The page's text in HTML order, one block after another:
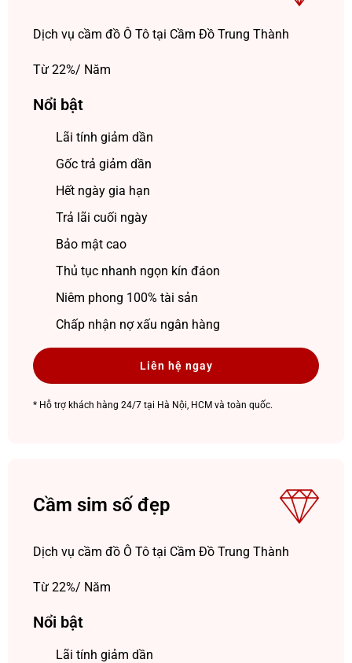
Dịch vụ cầm đồ Ô Tô tại Cầm Đồ Trung Thành
Từ 22%/ Năm
Nổi bật
Lãi tính giảm dần
Gốc trả giảm dần
Hết ngày gia hạn
Trả lãi cuối ngày
Bảo mật cao
Thủ tục nhanh ngọn kín đáon
Niêm phong 100% tài sản
Chấp nhận nợ xấu ngân hàng
Liên hệ ngay
* Hỗ trợ khách hàng 24/7 tại Hà Nội, HCM và toàn quốc.
Cầm sim số đẹp
Dịch vụ cầm đồ Ô Tô tại Cầm Đồ Trung Thành
Từ 22%/ Năm
Nổi bật
Lãi tính giảm dần